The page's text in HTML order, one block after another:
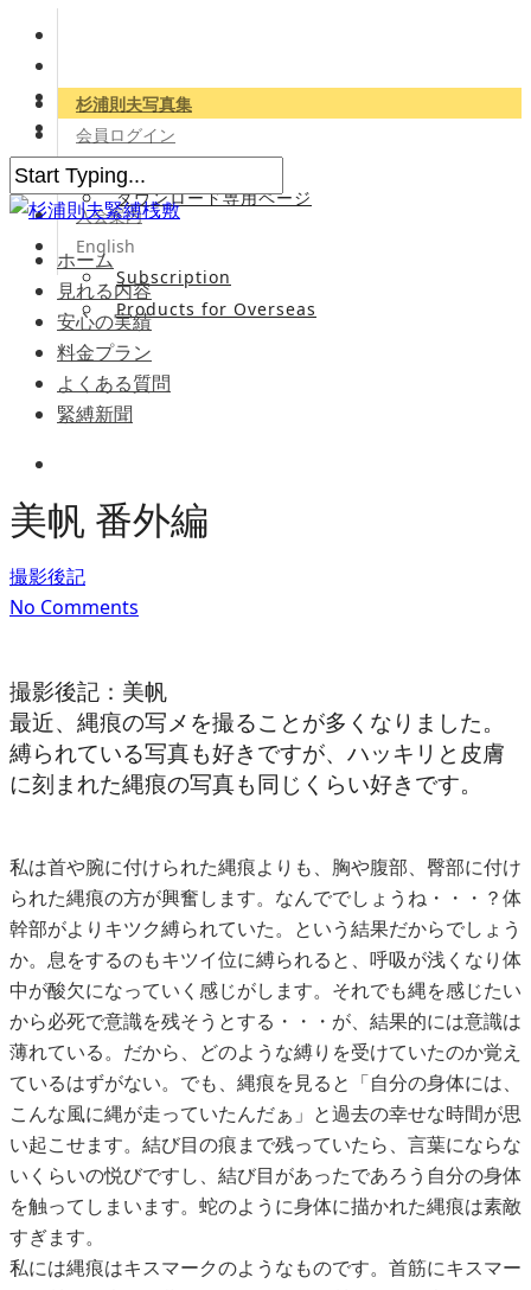
杉浦則夫写真集
会員ログイン
会員専用サイト
ダウンロード専用ページ
入会案内
English
Subscription
Products for Overseas
ホーム
見れる内容
安心の実績
料金プラン
よくある質問
緊縛新聞
美帆 番外編
撮影後記
No Comments
撮影後記：美帆
最近、縄痕の写メを撮ることが多くなりました。
縛られている写真も好きですが、ハッキリと皮膚
に刻まれた縄痕の写真も同じくらい好きです。
私は首や腕に付けられた縄痕よりも、胸や腹部、臀部に付け
られた縄痕の方が興奮します。なんででしょうね・・・？体
幹部がよりキツク縛られていた。という結果だからでしょう
か。息をするのもキツイ位に縛られると、呼吸が浅くなり体
中が酸欠になっていく感じがします。それでも縄を感じたい
から必死で意識を残そうとする・・・が、結果的には意識は
薄れている。だから、どのような縛りを受けていたのか覚え
ているはずがない。でも、縄痕を見ると「自分の身体には、
こんな風に縄が走っていたんだぁ」と過去の幸せな時間が思
い起こせます。結び目の痕まで残っていたら、言葉にならな
いくらいの悦びですし、結び目があったであろう自分の身体
を触ってしまいます。蛇のように身体に描かれた縄痕は素敵
すぎます。
私には縄痕はキスマークのようなものです。首筋にキスマー